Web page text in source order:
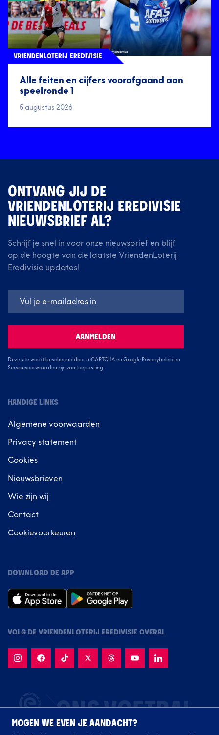
Alle feiten en cijfers voorafgaand aan
speelronde 1
VRIENDENLOTERIJ EREDIVISIE
5 augustus 2026
ONTVANG JIJ DE
VRIENDENLOTERIJ EREDIVISIE
NIEUWSBRIEF AL?
Schrijf je snel in voor onze nieuwsbrief en blijf
op de hoogte van de laatste VriendenLoterij
Eredivisie updates!
AANMELDEN
Deze site wordt beschermd door reCAPTCHA en Google Privacybeleid en
Servicevoorwaarden zijn van toepassing.
HANDIGE LINKS
Algemene voorwaarden
Privacy statement
Cookies
Nieuwsbrieven
Wie zijn wij
Contact
Cookievoorkeuren
DOWNLOAD DE APP
VOLG DE VRIENDENLOTERIJ EREDIVISIE OVERAL
MOGEN WE EVEN JE AANDACHT?